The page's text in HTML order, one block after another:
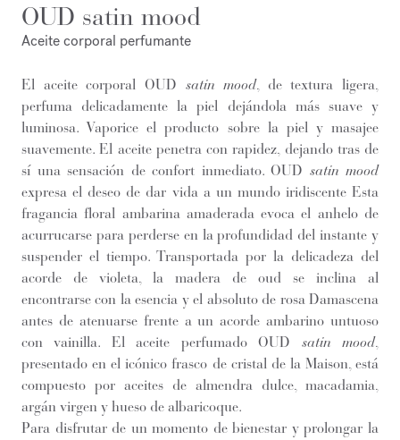
OUD satin mood
Aceite corporal perfumante
El aceite corporal OUD satin mood, de textura ligera,
perfuma delicadamente la piel dejándola más suave y
luminosa. Vaporice el producto sobre la piel y masajee
suavemente. El aceite penetra con rapidez, dejando tras de
sí una sensación de confort inmediato. OUD satin mood
expresa el deseo de dar vida a un mundo iridiscente Esta
fragancia floral ambarina amaderada evoca el anhelo de
acurrucarse para perderse en la profundidad del instante y
suspender el tiempo. Transportada por la delicadeza del
acorde de violeta, la madera de oud se inclina al
encontrarse con la esencia y el absoluto de rosa Damascena
antes de atenuarse frente a un acorde ambarino untuoso
con vainilla. El aceite perfumado OUD satin mood,
presentado en el icónico frasco de cristal de la Maison, está
compuesto por aceites de almendra dulce, macadamia,
argán virgen y hueso de albaricoque.
Para disfrutar de un momento de bienestar y prolongar la